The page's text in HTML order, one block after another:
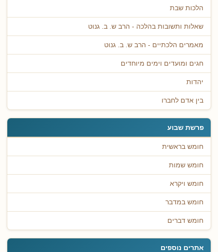
הלכות שבת
שאלות ותשובות בהלכה - הרב ש. ב. גנוט
מאמרים הלכתיים - הרב ש. ב. גנוט
חגים ומועדים וימים מיוחדים
יהדות
בין אדם לחברו
פרשת שבוע
חומש בראשית
חומש שמות
חומש ויקרא
חומש במדבר
חומש דברים
אתרים נוספים